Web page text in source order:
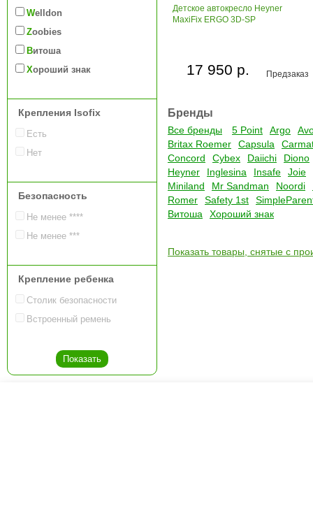
Welldon
Zoobies
Витоша
Хороший знак
Крепления Isofix
Есть
Нет
Безопасность
Не менее ****
Не менее ***
Крепление ребенка
Столик безопасности
Встроенный ремень
Детское автокресло Heyner
MaxiFix ERGO 3D-SP
Предзаказ
17 950 р.
Бренды
Все бренды 5 Point Argo
Britax Roemer
Capsula
Concord
Cybex Daiichi
Diono
Heyner
Inglesina Insafe
Joie
Miniland
Mr Sandman Noordi
Romer
Safety 1st
Витоша
Хороший знак
Показать товары, снятые с